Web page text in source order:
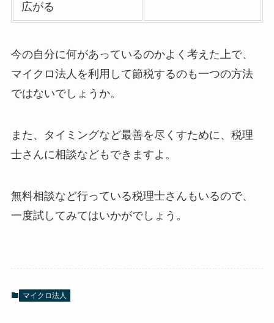
広がる
今の自分に何があっているのかよく考えた上で、
マイクロ法人を利用して節税するのも一つの方法
ではないでしょうか。
また、タイミングなど最善を尽くすために、税理
士さんに相談などもできますよ。
無料相談など行っている税理士さんもいるので、
一度試してみてはいかがでしょう。
マイクロ法人